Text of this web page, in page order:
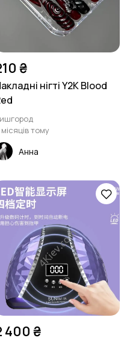
₴
нігті Y2K Blood
тому
Анна
400 ₴